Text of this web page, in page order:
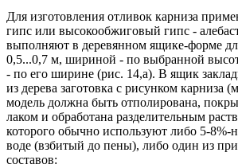
Для изготовления отливок карниза
гипс или высокообжиговый гипс -
выполняют в деревянном ящике-форме
0,5...0,7 м, шириной - по выбранной
- по его ширине (рис. 14,а). В ящик
из дерева заготовка с рисунком карниза
модель должна быть отполирована,
лаком и обработана разделительным
которого обычно используют либо 5-8%-
воде (взбитый до пены), либо один из
составов: